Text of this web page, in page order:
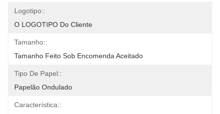
Logotipo::
O LOGOTIPO Do Cliente
Tamanho::
Tamanho Feito Sob Encomenda Aceitado
Tipo De Papel::
Papelão Ondulado
Característica::